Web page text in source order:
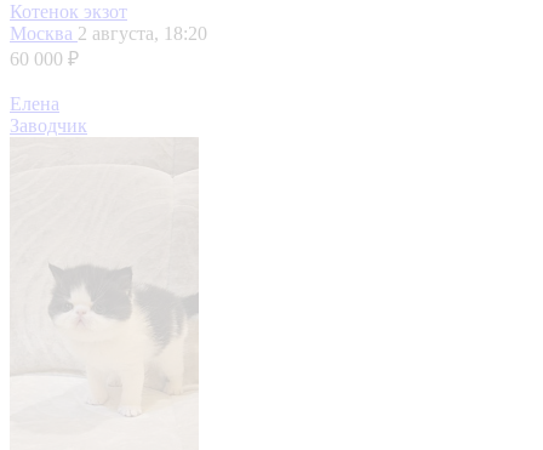
Котенок экзот
Москва 2 августа, 18:20
60 000 ₽
Елена
Заводчик